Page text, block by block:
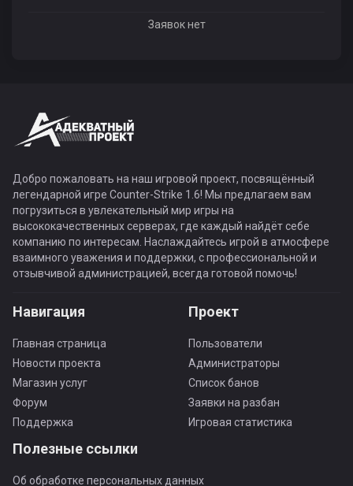
Заявок нет
Добро пожаловать на наш игровой проект, посвящённый
легендарной игре Counter-Strike 1.6! Мы предлагаем вам
погрузиться в увлекательный мир игры на
высококачественных серверах, где каждый найдёт себе
компанию по интересам. Наслаждайтесь игрой в атмосфере
взаимного уважения и поддержки, с профессиональной и
отзывчивой администрацией, всегда готовой помочь!
Навигация
Главная страница
Новости проекта
Магазин услуг
Форум
Поддержка
Проект
Пользователи
Администраторы
Список банов
Заявки на разбан
Игровая статистика
Полезные ссылки
Об обработке персональных данных